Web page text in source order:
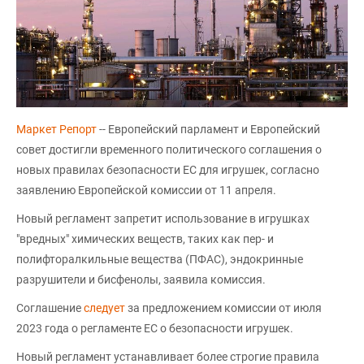
Маркет Репорт-- Европейский парламент и Европейский
совет достигли временного политического соглашения о
новых правилах безопасности ЕС для игрушек, согласно
заявлению Европейской комиссии от 11 апреля.
Новый регламент запретит использование в игрушках
"вредных" химических веществ, таких как пер- и
полифторалкильные вещества (ПФАС), эндокринные
разрушители и бисфенолы, заявила комиссия.
Соглашениеследуетза предложением комиссии от июля
2023 года о регламенте ЕС о безопасности игрушек.
Новый регламент устанавливает более строгие правила